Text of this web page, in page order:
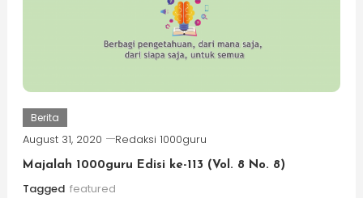
Berita
August 31, 2020 Redaksi 1000guru
Majalah 1000guru Edisi ke-113 (Vol. 8 No. 8)
Tagged featured